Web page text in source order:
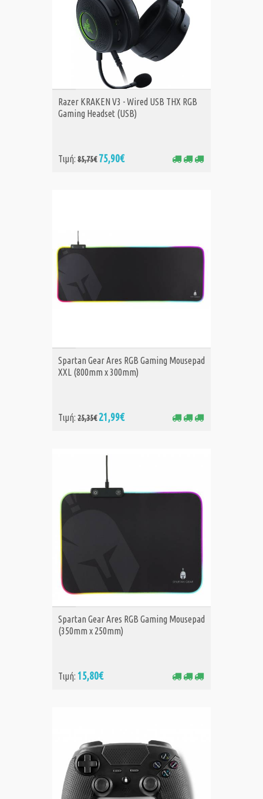
ΑΓΟΡΑ
Razer KRAKEN V3 - Wired USB THX RGB
Gaming Headset (USB)
Τιμή: 85,75€ 75,90€
ΑΓΟΡΑ
Spartan Gear Ares RGB Gaming Mousepad
XXL (800mm x 300mm)
Τιμή: 25,35€21,99€
ΑΓΟΡΑ
Spartan Gear Ares RGB Gaming Mousepad
(350mm x 250mm)
Τιμή: 15,80€